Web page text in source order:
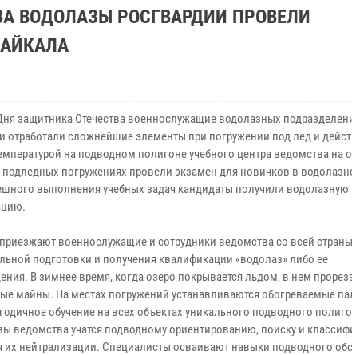
ВОДОЛАЗЫ РОСГВАРДИИ ПРОВЕЛИ
защитника Отечества военнослужащие водолазных
отработали сложнейшие элементы при погружении под лед и
на подводном полигоне учебного центра ведомства на
подледных погружениях провели экзамен для новичков в
выполнения учебных задач кандидаты получили водолазную
военнослужащие и сотрудники ведомства со всей
подготовки и получения квалификации «водолаз» либо ее
В зимнее время, когда озеро покрывается льдом, в нем
майны. На местах погружений устанавливаются обогреваемые
обучение на всех объектах уникального подводного
ведомства учатся подводному ориентированию, поиску и
нейтрализации. Специалисты осваивают навыки подводного